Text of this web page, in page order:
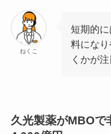
ねくこ
短期的
料にな
くかが注
久光製薬がMBOで